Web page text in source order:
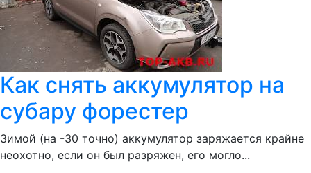
Как снять аккумулятор на
субару форестер
Зимой (на -30 точно) аккумулятор заряжается крайне
неохотно, если он был разряжен, его могло...